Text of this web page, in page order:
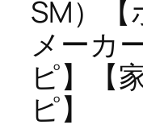
SM）【
メーカ
ピ】【
ピ】